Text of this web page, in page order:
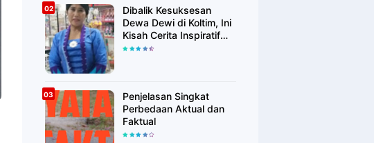
Dibalik Kesuksesan
Dewa Dewi di Koltim, Ini
Kisah Cerita Inspiratif
Singkatnya
Penjelasan Singkat
Perbedaan Aktual dan
Faktual